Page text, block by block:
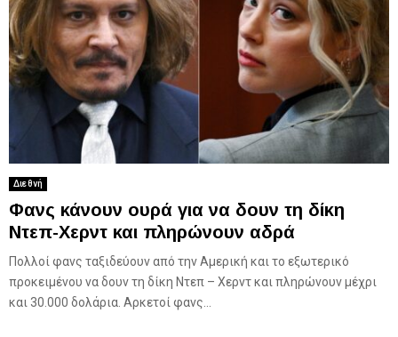
Διεθνή
Φανς κάνουν ουρά για να δουν τη δίκη
Ντεπ-Χερντ και πληρώνουν αδρά
Πολλοί φανς ταξιδεύουν από την Αμερική και το εξωτερικό
προκειμένου να δουν τη δίκη Ντεπ – Χερντ και πληρώνουν μέχρι
και 30.000 δολάρια. Αρκετοί φανς...